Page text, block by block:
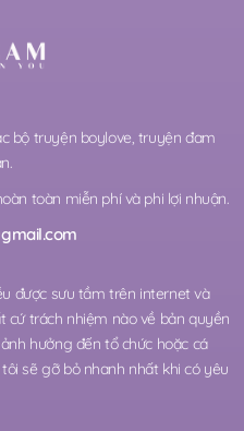
bộ truyện boylove, truyện đam
toàn miễn phí và phi lợi nhuận.
được sưu tầm trên internet và
cứ trách nhiệm nào về bản quyền
hưởng đến tổ chức hoặc cá
sẽ gỡ bỏ nhanh nhất khi có yêu